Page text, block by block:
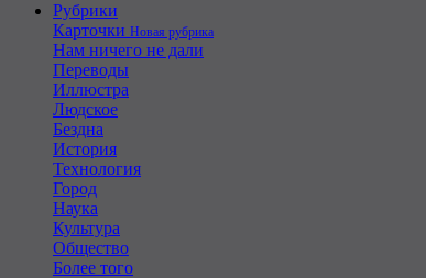
Рубрики
Карточки Новая рубрика
Нам ничего не дали
Переводы
Иллюстра
Людское
Бездна
История
Технология
Город
Наука
Культура
Общество
Более того